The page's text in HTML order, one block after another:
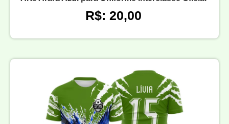
R$: 20,00